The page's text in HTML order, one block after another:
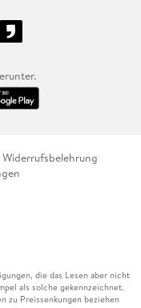
Widerrufsbelehrung
die das Lesen aber nicht
als solche gekennzeichnet.
zu Preissenkungen beziehen